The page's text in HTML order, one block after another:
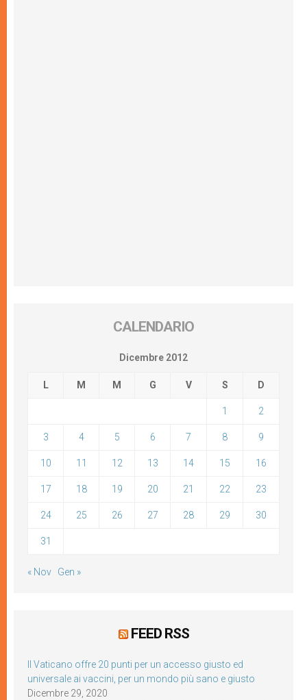
CALENDARIO
Dicembre 2012
L M M G V S D
1 2
3 4 5 6 7 8 9
10 11 12 13 14 15 16
17 18 19 20 21 22 23
24 25 26 27 28 29 30
31
« Nov Gen »
FEED RSS
Il Vaticano offre 20 punti per un accesso giusto ed
universale ai vaccini, per un mondo più sano e giusto
Dicembre 29, 2020